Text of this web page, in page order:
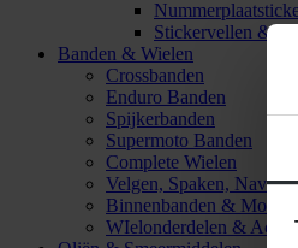
Stickervellen &
Banden & Wielen
Crossbanden
Enduro Banden
Spijkerbanden
Supermoto Banden
Complete Wielen
Velgen, Spaken, Naven
Binnenbanden & Mousses
WIelonderdelen &